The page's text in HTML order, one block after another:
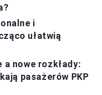
i
ułatwią
a nowe rozkłady:
pasażerów PKP